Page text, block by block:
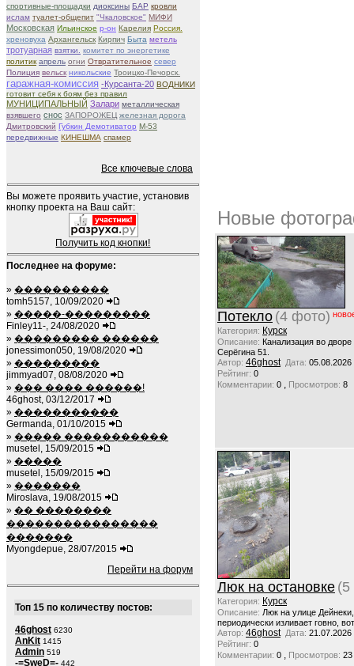
спортивные-площадки диоксины БАР кровли
ислам туалет-общепит "Чкаловское" МИФИ
Московская Ильинское р-он Карелия Россия.
хреновуха Архангельск Кирпич Быта метель
тротуарная взятки.
комитет по энергетике
политик апрель огни Отвратительное север
Полиция вельск никольские Троицко-Печорск.
гаражная-комиссия -Курсанта-20 ВОДНИКИ
готовит себя к боям без правил
МУНИЦИПАЛЬНЫЙ Залари металлическая
взявшего снос ЗАПОРОЖЕЦ железная дорога
Дмитровский Губкин Демотиватор М-53
передвижные КИНЕШМА спамер
Все ключевые слова
Вы можете проявить участие, установив
кнопку проекта на Ваш сайт:
Получить код кнопки!
Последнее на форуме:
» ����������
tomh5157, 10/09/2020
» �����-���������
Finley11-, 24/08/2020
» ��������� ������
jonessimon050, 19/08/2020
» ���������
jimmyad07, 08/08/2020
» ��� ���� ������!
46ghost, 03/12/2017
» �����������
Germanda, 01/10/2015
» ����� �����������
musetel, 15/09/2015
» �����
musetel, 15/09/2015
» �������
Miroslava, 19/08/2015
» �� ��������
����������������
�������
Myongdepue, 28/07/2015
Перейти на форум
Топ 15 по количеству постов:
46ghost 6230
AnKit 1415
Admin 519
-=SweD=- 442
Новые
Потекло (4 фото)
Категория: Курск
Описание: Канализация во
Серёгина 51.
Автор: 46ghost Дата: 05.08.2026
Рейтинг: 0
Комментарии: 0 , Просмотров: 8
Люк на остановке (5
Категория: Курск
Описание: Люк на улице
периодически изливает говно,
Автор: 46ghost Дата: 21.07.2026
Рейтинг: 0
Комментарии: 0 , Просмотров: 23